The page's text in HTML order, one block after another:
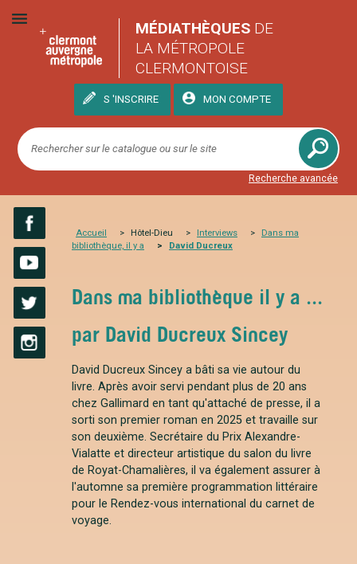
MÉDIATHÈQUES DE
LA MÉTROPOLE
CLERMONTOISE
S 'INSCRIRE MON COMPTE
Recherche avancée
Accueil Hôtel-Dieu Interviews
Dans ma
bibliothèque, il y a
David Ducreux
Dans ma bibliothèque il y a ...
par David Ducreux Sincey
David Ducreux Sincey a bâti sa vie autour du
livre. Après avoir servi pendant plus de 20 ans
chez Gallimard en tant qu'attaché de presse, il a
sorti son premier roman en 2025 et travaille sur
son deuxième. Secrétaire du Prix Alexandre-
Vialatte et directeur artistique du salon du livre
de Royat-Chamalières, il va également assurer à
l'automne sa première programmation littéraire
pour le Rendez-vous international du carnet de
voyage.
Facebook
YouTube
Twitter